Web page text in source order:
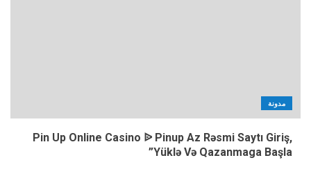
مدونة
Pin Up Online Casino ᐉ Pinup Az Rəsmi Saytı Giriş,
Yüklə Və Qazanmaga Başla”